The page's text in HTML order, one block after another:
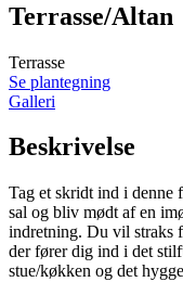
Terrasse/Altan
Terrasse
Se plantegning
Galleri
Beskrivelse
Tag et skridt ind i denne
sal og bliv mødt af en
indretning. Du vil straks
der fører dig ind i det
stue/køkken og det